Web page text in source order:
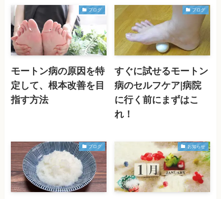
ブログ
モートン病の原因を特
定して、根本改善を目
指す方法
ブログ
すぐに試せるモートン
病のセルフケア|病院
に行く前にまずはこ
れ！
ブログ お知らせ